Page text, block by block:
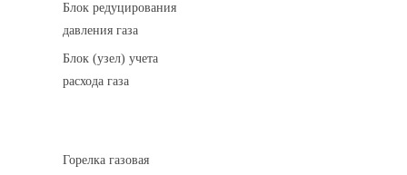
Блок редуцирования
давления газа
Блок (узел) учета
расхода газа
Горелка газовая